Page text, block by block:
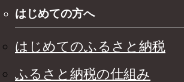
はじめての方へ
はじめてのふるさと納税
ふるさと納税の仕組み